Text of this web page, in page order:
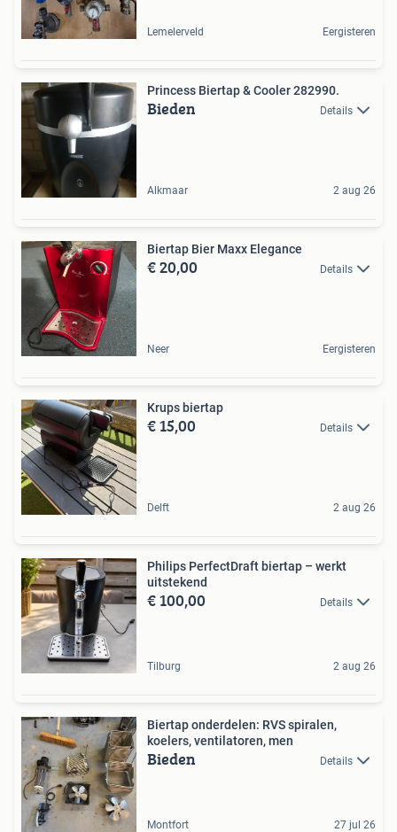
Lemelerveld Eergisteren
Princess Biertap & Cooler 282990.
Bieden Details
Alkmaar 2 aug 26
Biertap Bier Maxx Elegance
€ 20,00 Details
Neer Eergisteren
Krups biertap
€ 15,00 Details
Delft 2 aug 26
Philips PerfectDraft biertap – werkt
uitstekend
€ 100,00 Details
Tilburg 2 aug 26
Biertap onderdelen: RVS spiralen,
koelers, ventilatoren, men
Bieden Details
Montfort 27 jul 26